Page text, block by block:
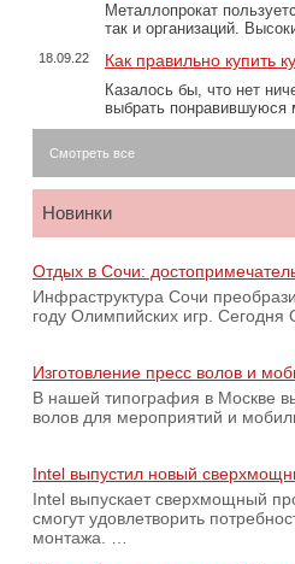
Металлопрокат
так и организаций.
18.09.22 Как правильно купить
Казалось бы, что нет
выбрать
Смотреть все
Новинки
Отдых в Сочи:
Инфраструктура Сочи
году Олимпийских игр.
Изготовление пресс волов и
В нашей типография в Москве
волов для мероприятий и
Intel выпустил новый
Intel выпускает сверхмощный
смогут удовлетворить
монтажа. …